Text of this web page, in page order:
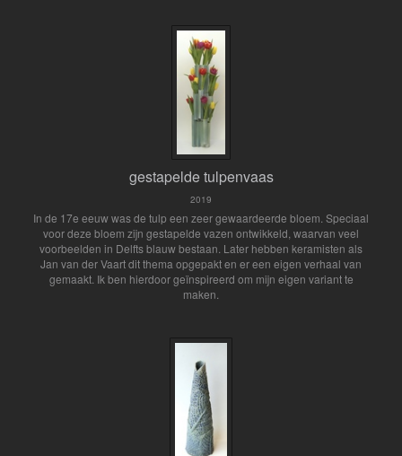
gestapelde tulpenvaas
2019
In de 17e eeuw was de tulp een zeer gewaardeerde bloem. Speciaal
voor deze bloem zijn gestapelde vazen ontwikkeld, waarvan veel
voorbeelden in Delfts blauw bestaan. Later hebben keramisten als
Jan van der Vaart dit thema opgepakt en er een eigen verhaal van
gemaakt. Ik ben hierdoor geïnspireerd om mijn eigen variant te
maken.